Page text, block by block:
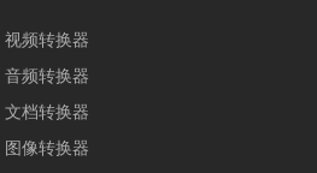
视频转换器
音频转换器
文档转换器
图像转换器